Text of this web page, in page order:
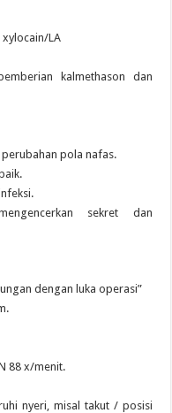
xylocain/LA
kalmethason dan
pola nafas.
sekret dan
dengan luka operasi”
88 x/menit.
nyeri, misal takut / posisi